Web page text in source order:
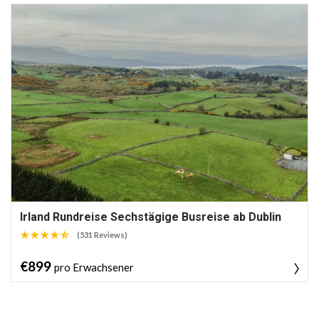
Irland Rundreise Sechstägige Busreise ab Dublin
(531 Reviews)
€899 pro Erwachsener